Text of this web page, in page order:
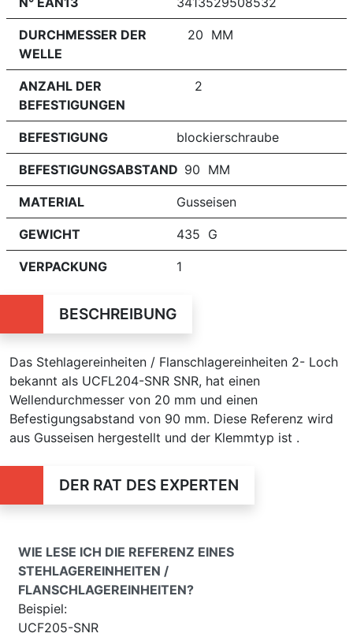
DURCHMESSER DER
WELLE
20 MM
ANZAHL DER
BEFESTIGUNGEN
2
BEFESTIGUNG blockierschraube
BEFESTIGUNGSABSTAND 90 MM
MATERIAL Gusseisen
GEWICHT 435 G
VERPACKUNG 1
BESCHREIBUNG
Das Stehlagereinheiten / Flanschlagereinheiten 2- Loch
bekannt als UCFL204-SNR SNR, hat einen
Wellendurchmesser von 20 mm und einen
Befestigungsabstand von 90 mm. Diese Referenz wird
aus Gusseisen hergestellt und der Klemmtyp ist .
DER RAT DES EXPERTEN
WIE LESE ICH DIE REFERENZ EINES
STEHLAGEREINHEITEN /
FLANSCHLAGEREINHEITEN?
Beispiel:
UCF205-SNR